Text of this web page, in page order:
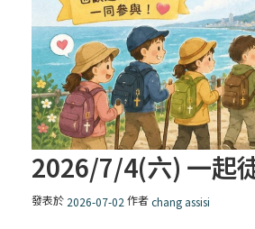
2025/01/21 (二) 平日
【一分鐘祈禱】
2025/01/18 (六) 平日
發表於 2026-07-02 作者chang assisi